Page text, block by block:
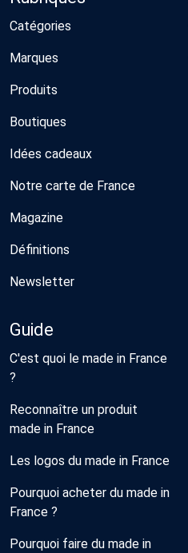
Catégories
Marques
Produits
Boutiques
Idées cadeaux
Notre carte de France
Magazine
Définitions
Newsletter
Guide
C'est quoi le made in France
?
Reconnaître un produit
made in France
Les logos du made in France
Pourquoi acheter du made in
France ?
Pourquoi faire du made in